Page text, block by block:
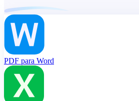
PDF para Word